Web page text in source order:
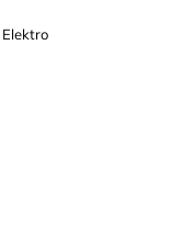
Elektro